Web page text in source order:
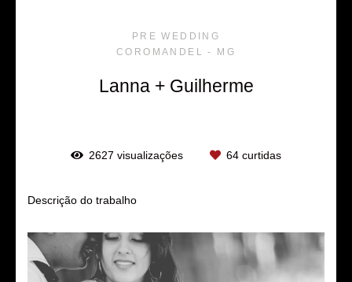
PRE WEDDING
COROMANDEL - MG
Lanna + Guilherme
2627 visualizações 64 curtidas
Descrição do trabalho